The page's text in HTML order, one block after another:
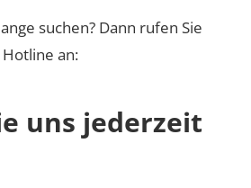
suchen? Dann rufen Sie
an:
uns jederzeit